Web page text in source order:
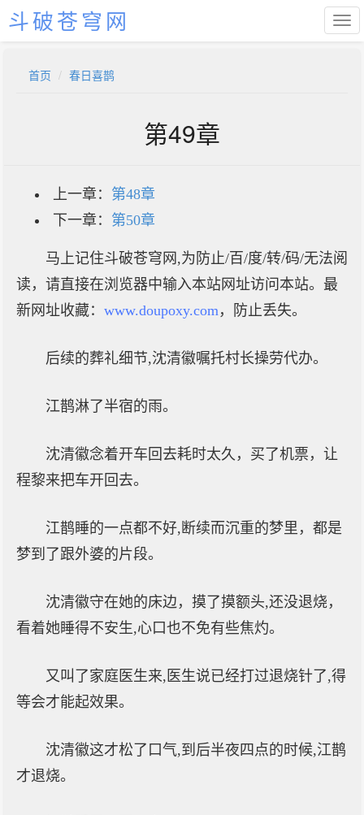
斗破苍穹网
首页 春日喜鹊
第49章
上一章： 第48章
下一章： 第50章
马上记住斗破苍穹网,为防止/百/度/转/码/无法阅
读，请直接在浏览器中输入本站网址访问本站。最
新网址收藏： www.doupoxy.com，防止丢失。
后续的葬礼细节,沈清徽嘱托村长操劳代办。
江鹊淋了半宿的雨。
沈清徽念着开车回去耗时太久，买了机票，让
程黎来把车开回去。
江鹊睡的一点都不好,断续而沉重的梦里，都是
梦到了跟外婆的片段。
沈清徽守在她的床边，摸了摸额头,还没退烧，
看着她睡得不安生,心口也不免有些焦灼。
又叫了家庭医生来,医生说已经打过退烧针了,得
等会才能起效果。
沈清徽这才松了口气,到后半夜四点的时候,江鹊
才退烧。